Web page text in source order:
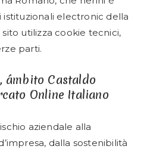
electronic della
utilizza cookie tecnici,
parti.
ámbito Castaldo
Online Italiano
aziendale alla
dalla sostenibilità